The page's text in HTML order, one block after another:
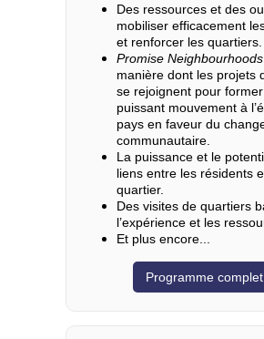
Des ressources et des
mobiliser efficacement
et renforcer les quartiers.
Promise Neighbourhoods
manière dont les projets
se rejoignent pour
puissant mouvement à
pays en faveur du
communautaire.
La puissance et le
liens entre les résidents
quartier.
Des visites de quartiers
l’expérience et les
Et plus encore...
Programme complet